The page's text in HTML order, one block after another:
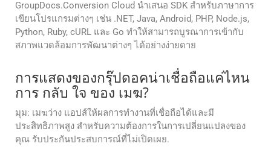
GroupDocs.Conversion Cloud นำเสนอ SDK สำหรับภาษาการ
เขียนโปรแกรมต่างๆ เช่น .NET, Java, Android, PHP, Node.js,
Python, Ruby, cURL และ Go ทำให้สามารถบูรณาการเข้ากับ
สภาพแวดล้อมการพัฒนาต่างๆ ได้อย่างง่ายดาย
การแสดงของกรุ๊ปดอคน่าเชื่อถือแค่ไหน
การ กลับ ใจ ของ เมฆ?
มุม: เมฆว่าง แอปส์ให้ผลการทํางานที่เชื่อถือได้และมี
ประสิทธิภาพสูง สําหรับความต้องการในการเปลี่ยนแปลงของ
คุณ รับประกันประสบการณ์ที่ไม่เปิดเผย.